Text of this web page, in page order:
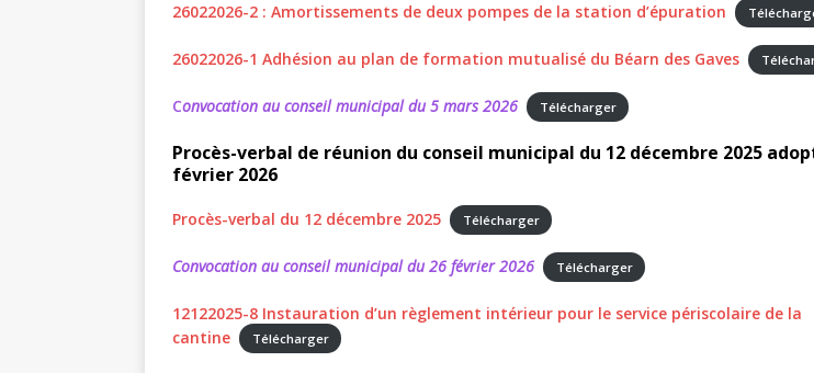
26022026-2 : Amortissements de deux pompes de la station d’épuration
26022026-1 Adhésion au plan de formation mutualisé du Béarn des Gaves
Convocation au conseil municipal du 5 mars 2026 Télécharger
Procès-verbal de réunion du conseil municipal du 12 décembre 2025
février 2026
Procès-verbal du 12 décembre 2025 Télécharger
Convocation au conseil municipal du 26 février 2026 Télécharger
12122025-8 Instauration d’un règlement intérieur pour le service périscolaire de la
cantine
Télécharger